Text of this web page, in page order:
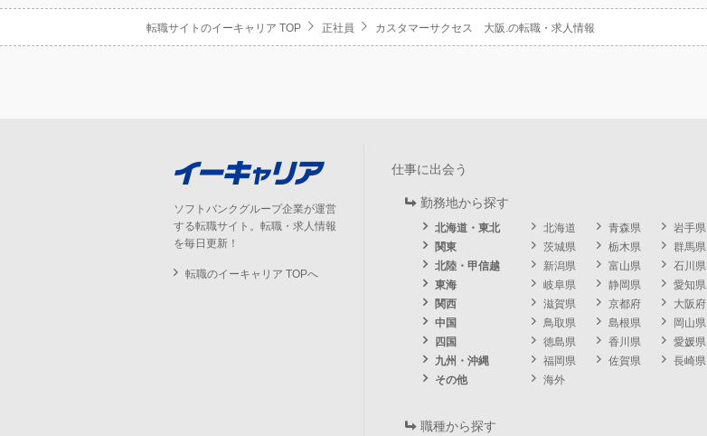
転職サイトのイーキャリア TOP 正社員 カスタマーサクセス 大阪.の転職・求人情報
ソフトバンクグループ企業が運営
する転職サイト。転職・求人情報
を毎日更新！
転職のイーキャリア TOPへ
仕事に出会う
勤務地から探す
北海道・東北 北海道 青森県 岩手県
関東
茨城県 栃木県 群馬県
北陸・甲信越
新潟県 富山県 石川県
東海
岐阜県 静岡県 愛知県
関西
滋賀県 京都府 大阪府
中国
鳥取県 島根県 岡山県
四国
徳島県 香川県 愛媛県
九州・沖縄
福岡県 佐賀県 長崎県
その他
海外
職種から探す